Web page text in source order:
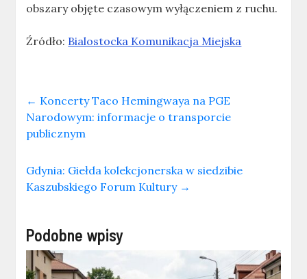
obszary objęte czasowym wyłączeniem z ruchu.
Źródło: Bialostocka Komunikacja Miejska
← Koncerty Taco Hemingwaya na PGE
Narodowym: informacje o transporcie
publicznym
Gdynia: Giełda kolekcjonerska w siedzibie
Kaszubskiego Forum Kultury →
Podobne wpisy